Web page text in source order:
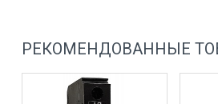
РЕКОМЕНДОВАННЫЕ